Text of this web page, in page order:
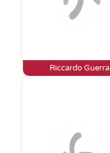
Riccardo Guerra